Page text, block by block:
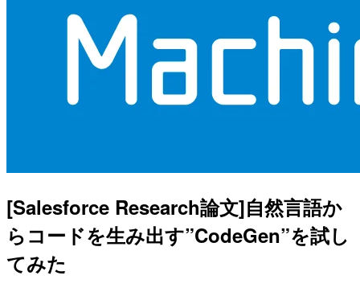
[Salesforce Research論文]自然言語か
らコードを生み出す”CodeGen”を試し
てみた